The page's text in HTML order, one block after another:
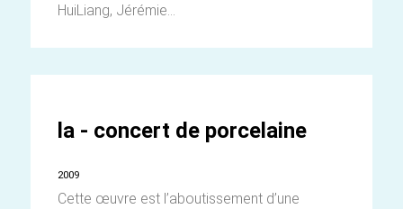
HuiLiang, Jérémie...
la - concert de porcelaine
2009
Cette œuvre est l’aboutissement d’une